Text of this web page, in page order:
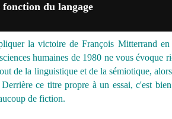
du langage
la victoire de François Mitterrand
humaines de 1980 ne vous évoque
de la linguistique et de la sémiotique,
ce titre propre à un essai, c'est
de fiction.